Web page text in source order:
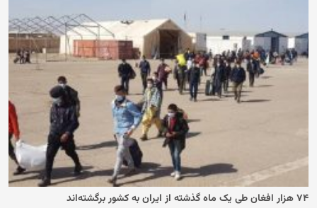
۷۴ هزار افغان طی یک ماه گذشته از ایران به کشور برگشته‌اند